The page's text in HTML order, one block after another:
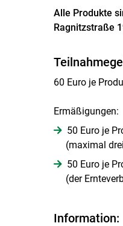
Alle Produkte
Ragnitzstraße
60 Euro je
Ermäßigungen:
50 Euro je
(maximal
50 Euro je
(der
Information: